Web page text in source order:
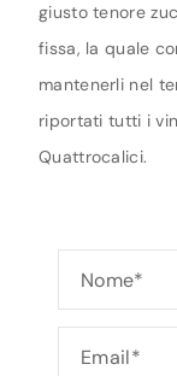
giusto tenore
fissa, la quale
mantenerli nel
riportati tutti i
Quattrocalici.